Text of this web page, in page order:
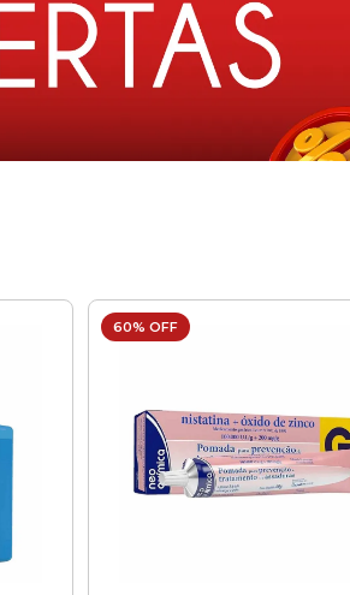
60% OFF